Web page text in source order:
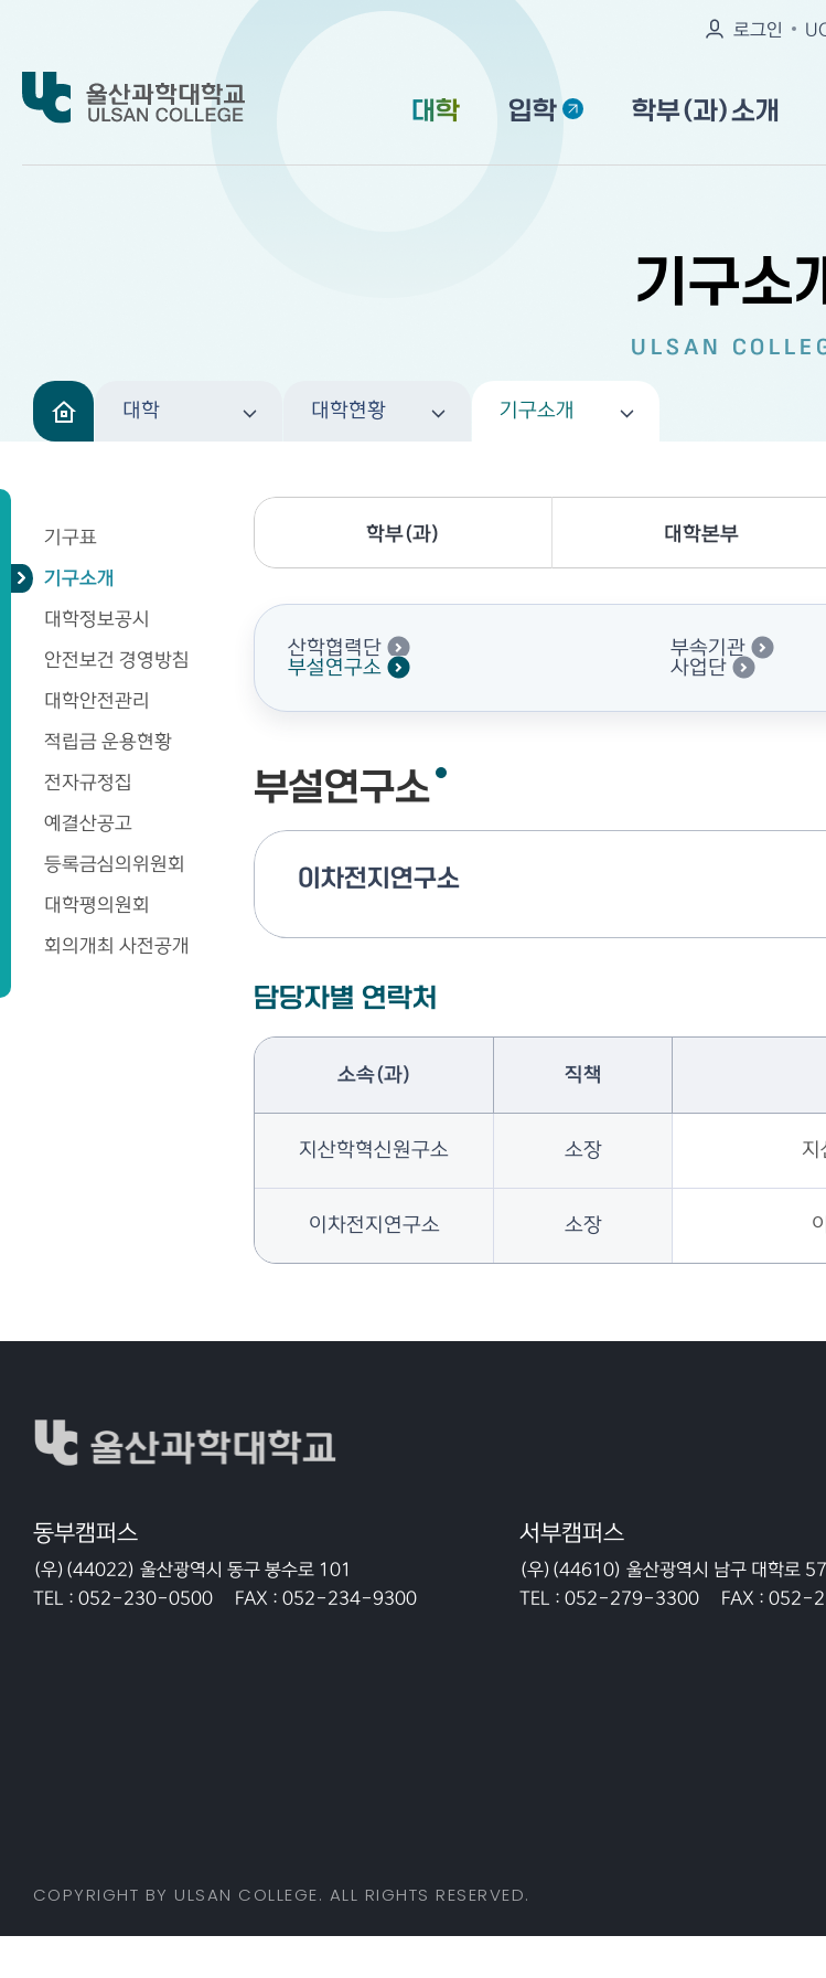
로그인
대학 입학 학부(과)소개
기구소
ULSAN
대학 대학현황 기구소개
기구표
기구소개
대학정보공시
안전보건 경영방침
대학안전관리
적립금 운용현황
전자규정집
예결산공고
등록금심의위원회
대학평의원회
회의개최 사전공개
학부(과) 대학본부
산학협력단 부속기관
부설연구소
사업단
부설연구소
이차전지연구소
담당자별 연락처
소속(과) 직책
지산학혁신원구소 소장 지
이차전지연구소 소장
동부캠퍼스
(우)(44022) 울산광역시 동구 봉수로 101
TEL : 052-230-0500 FAX : 052-234-9300
서부캠퍼스
(우)(44610) 울산광역시 남구 대학로 57
TEL :052-279-3300 FAX :052-
COPYRIGHT BY ULSAN COLLEGE. ALL RIGHTS RESERVED.